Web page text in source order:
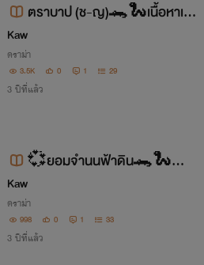
ตราบาป (ช-ญ)🐊🐍เนื้อหาเรื่
องนี้มีความรุนแรงเด็กต่ำกว่า 18 ปีไ
ม่ควรอ่านแต่เพียงลำพัง
Kaw
ดราม่า
3.5K 0 1 29
3 ปีที่แล้ว
💞ยอมจำนนฟ้าดิน🐊🐍💞
(ช-ญ)
Kaw
ดราม่า
998 0 1 33
3 ปีที่แล้ว